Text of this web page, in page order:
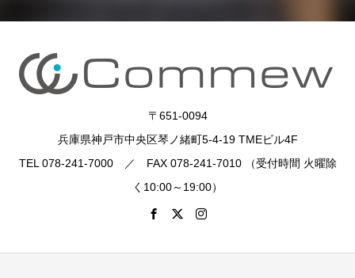
〒651-0094
兵庫県神戸市中央区琴ノ緒町5-4-19 TMEビル4F
TEL 078-241-7000 ／ FAX 078-241-7010 （受付時間 火曜除
く10:00～19:00）